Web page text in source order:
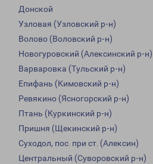
Донской
Узловая (Узловский р-н)
Волово (Воловский р-н)
Новогуровский (Алексинский р-н)
Варваровка (Тульский р-н)
Епифань (Кимовский р-н)
Ревякино (Ясногорский р-н)
Птань (Куркинский р-н)
Пришня (Щекинский р-н)
Суходол, пос. при ст. (Алексин)
Центральный (Суворовский р-н)